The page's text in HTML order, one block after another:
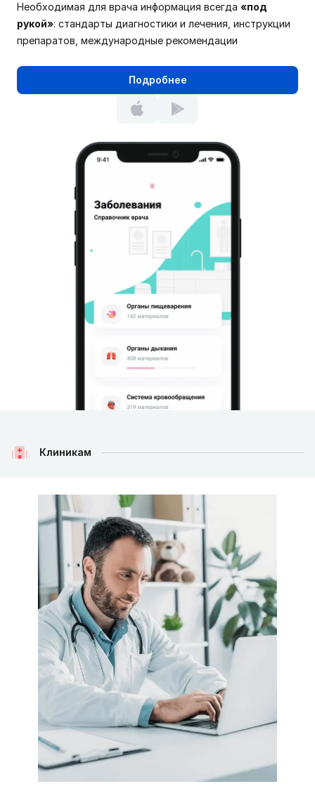
Необходимая для врача информация всегда «под
рукой»: стандарты диагностики и лечения, инструкции
препаратов, международные рекомендации
Подробнее
Клиникам